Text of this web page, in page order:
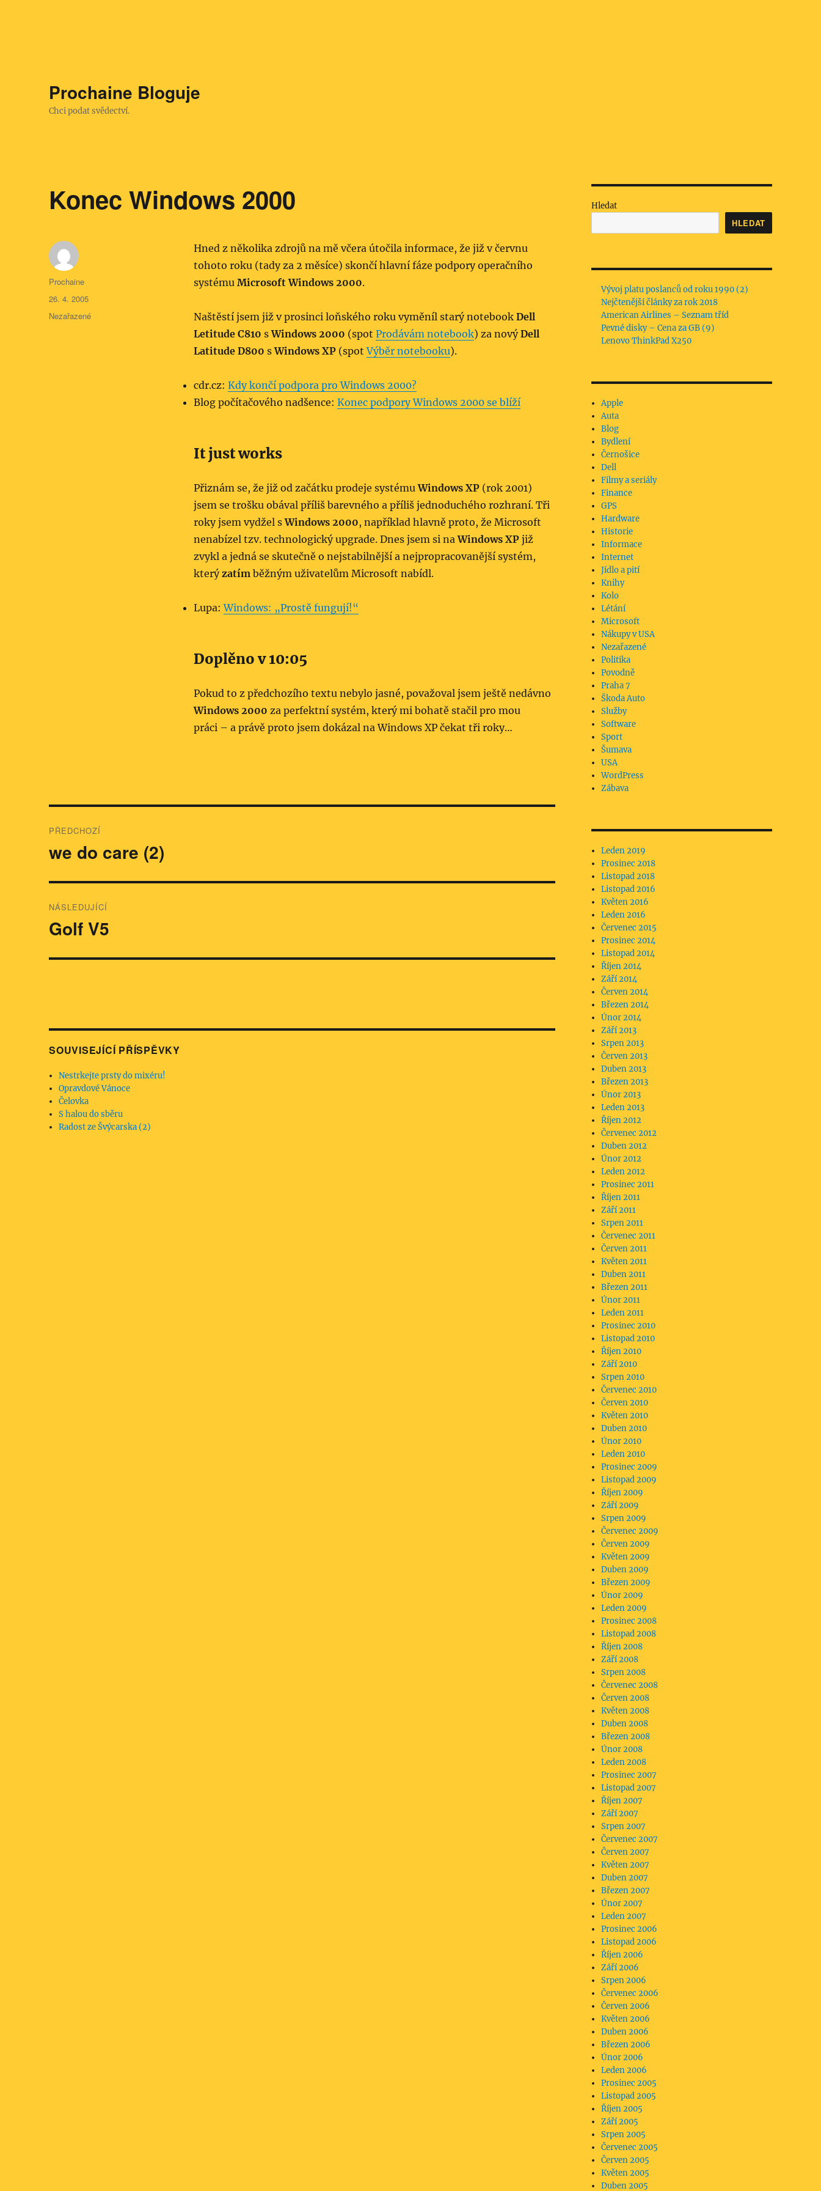
Prochaine Bloguje
Chci podat svědectví.
Konec Windows 2000
Hned z několika zdrojů na mě včera útočila informace, že již v červnu
tohoto roku (tady za 2 měsíce) skončí hlavní fáze podpory operačního
systému Microsoft Windows 2000.
Naštěstí jsem již v prosinci loňského roku vyměníl starý notebook Dell
Letitude C810 sWindows 2000 (spot Prodávám notebook) za novýDell
Latitude D800 sWindows XP(spotVýběr notebooku).
cdr.cz: Kdy končí podpora pro Windows 2000?
Blog počítačového nadšence: Konec podpory Windows 2000 se blíží
It just works
Přiznám se, že již od začátku prodeje systémuWindows XP(rok 2001)
jsem se trošku obával příliš barevného a příliš jednoduchého rozhraní. Tři
roky jsem vydžel sWindows 2000, například hlavně proto, že Microsoft
nenabízel tzv. technologický upgrade. Dnes jsem si naWindows XPjiž
zvykl a jedná se skutečně o nejstabilnější a nejpropracovanější systém,
kterýzatímběžným uživatelům Microsoft nabídl.
Lupa:Windows: „Prostě fungují!“
Doplěno v 10:05
Pokud to z předchozího textu nebylo jasné, považoval jsem ještě nedávno
Windows 2000 za perfektní systém, který mi bohatě stačil pro mou
práci – a právě proto jsem dokázal na Windows XP čekat tři roky…
Autor:
Prochaine
Publikováno:
26. 4. 2005
Rubriky:
Nezařazené
pro
PŘEDCHOZÍ
Předchozí
we do care (2)
NÁSLEDUJÍCÍ
Následující
Golf V5
SOUVISEJÍCÍ PŘÍSPĚVKY
Nestrkejte prsty do mixéru!
Opravdové Vánoce
Čelovka
S halou do sběru
Radost ze Švýcarska (2)
Hledat
HLEDAT
Vývoj platu poslanců od roku 1990 (2)
Nejčtenější články za rok 2018
American Airlines – Seznam tříd
Pevné disky – Cena za GB (9)
Lenovo ThinkPad X250
Apple
Auta
Blog
Bydlení
Černošice
Dell
Filmy a seriály
Finance
GPS
Hardware
Historie
Informace
Internet
Jídlo a pití
Knihy
Kolo
Létání
Microsoft
Nákupy v USA
Nezařazené
Politika
Povodně
Praha 7
Škoda Auto
Služby
Software
Sport
Šumava
USA
WordPress
Zábava
Leden 2019
Prosinec 2018
Listopad 2018
Listopad 2016
Květen 2016
Leden 2016
Červenec 2015
Prosinec 2014
Listopad 2014
Říjen 2014
Září 2014
Červen 2014
Březen 2014
Únor 2014
Září 2013
Srpen 2013
Červen 2013
Duben 2013
Březen 2013
Únor 2013
Leden 2013
Říjen 2012
Červenec 2012
Duben 2012
Únor 2012
Leden 2012
Prosinec 2011
Říjen 2011
Září 2011
Srpen 2011
Červenec 2011
Červen 2011
Květen 2011
Duben 2011
Březen 2011
Únor 2011
Leden 2011
Prosinec 2010
Listopad 2010
Říjen 2010
Září 2010
Srpen 2010
Červenec 2010
Červen 2010
Květen 2010
Duben 2010
Únor 2010
Leden 2010
Prosinec 2009
Listopad 2009
Říjen 2009
Září 2009
Srpen 2009
Červenec 2009
Červen 2009
Květen 2009
Duben 2009
Březen 2009
Únor 2009
Leden 2009
Prosinec 2008
Listopad 2008
Říjen 2008
Září 2008
Srpen 2008
Červenec 2008
Červen 2008
Květen 2008
Duben 2008
Březen 2008
Únor 2008
Leden 2008
Prosinec 2007
Listopad 2007
Říjen 2007
Září 2007
Srpen 2007
Červenec 2007
Červen 2007
Květen 2007
Duben 2007
Březen 2007
Únor 2007
Leden 2007
Prosinec 2006
Listopad 2006
Říjen 2006
Září 2006
Srpen 2006
Červenec 2006
Červen 2006
Květen 2006
Duben 2006
Březen 2006
Únor 2006
Leden 2006
Prosinec 2005
Listopad 2005
Říjen 2005
Září 2005
Srpen 2005
Červenec 2005
Červen 2005
Květen 2005
Duben 2005